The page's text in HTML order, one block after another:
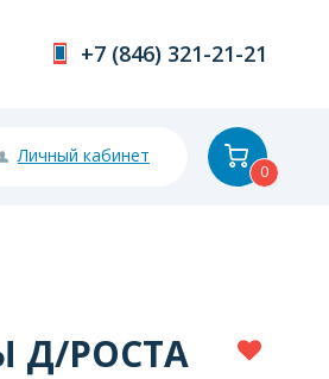
+7 (846) 321-21-21
Личный кабинет
0
Д/РОСТА